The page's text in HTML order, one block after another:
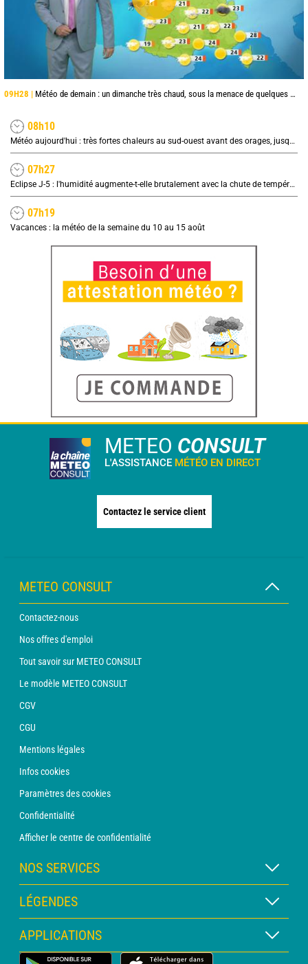
09H28 | Météo de demain : un dimanche très chaud, sous la menace de quelques orages
08h10
Météo aujourd'hui : très fortes chaleurs au sud-ouest avant des orages, jusqu'à 39°C
07h27
Eclipse J-5 : l'humidité augmente-t-elle brutalement avec la chute de température pendant l'éclipse du 12 août ?
07h19
Vacances : la météo de la semaine du 10 au 15 août
METEO CONSULT
L'ASSISTANCE MÉTÉO EN DIRECT
Contactez le service client
METEO CONSULT
Contactez-nous
Nos offres d'emploi
Tout savoir sur METEO CONSULT
Le modèle METEO CONSULT
CGV
CGU
Mentions légales
Infos cookies
Paramètres des cookies
Confidentialité
Afficher le centre de confidentialité
NOS SERVICES
Abonnement METEO Xpert
Abonnement METEO PRO
Consultation avec un prévisionniste
LÉGENDES
Légende des cartes
Légende des pictogrammes
APPLICATIONS